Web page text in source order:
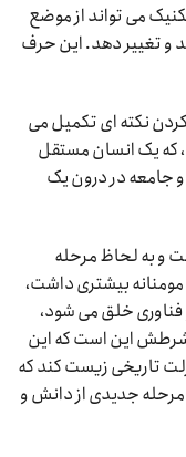
می تواند از موضع
و تغییر دهد. این حرف
نکته ای تکمیل می
که یک انسان مستقل
جامعه در درون یک
و به لحاظ مرحله
بیشتری داشت،
فناوری خلق می شود،
این است که این
تاریخی زیست کند که
جدیدی از دانش و